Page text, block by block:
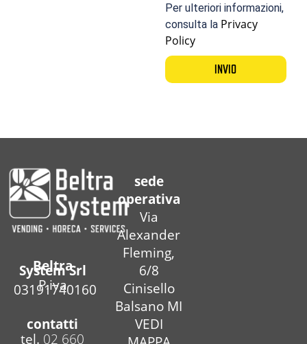
Per ulteriori informazioni,
consulta la Privacy
Policy
INVIO
Beltra
System Srl
P.iva
03191740160
contatti
tel. 02 660
sede
operativa
Via
Alexander
Fleming,
6/8
Cinisello
Balsano MI
VEDI